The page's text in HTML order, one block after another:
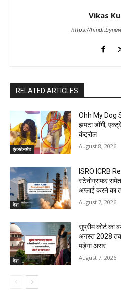
Vikas
https://
RELATED ARTICLES
एंटरटेनमेंट
Ohh My Dog
झपटा डॉगी,
कंट्रोल
August 8, 2026
देश
ISRO ICRB
स्टेनोग्राफर
अप्लाई करने का
August 7, 2026
देश
सुप्रीम कोर्ट का
अगस्त 2028 तक
पड़ेगा असर
August 7, 2026